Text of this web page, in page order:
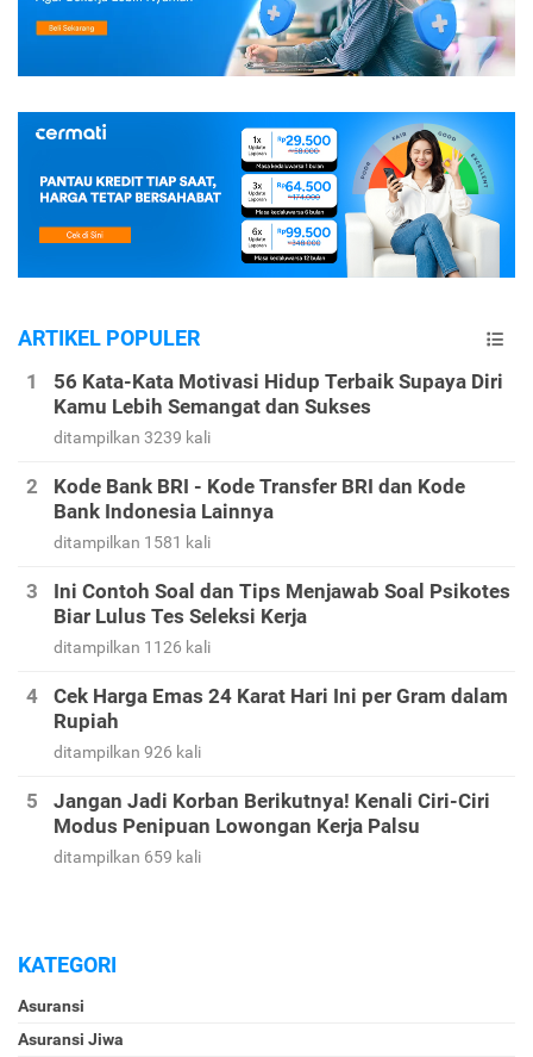
ARTIKEL POPULER
56 Kata-Kata Motivasi Hidup Terbaik Supaya Diri
Kamu Lebih Semangat dan Sukses
ditampilkan 3239 kali
Kode Bank BRI - Kode Transfer BRI dan Kode
Bank Indonesia Lainnya
ditampilkan 1581 kali
Ini Contoh Soal dan Tips Menjawab Soal Psikotes
Biar Lulus Tes Seleksi Kerja
ditampilkan 1126 kali
Cek Harga Emas 24 Karat Hari Ini per Gram dalam
Rupiah
ditampilkan 926 kali
Jangan Jadi Korban Berikutnya! Kenali Ciri-Ciri
Modus Penipuan Lowongan Kerja Palsu
ditampilkan 659 kali
KATEGORI
Asuransi
Asuransi Jiwa